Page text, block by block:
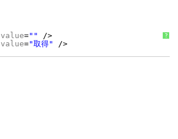
?
value=""
/>
value="取得" />